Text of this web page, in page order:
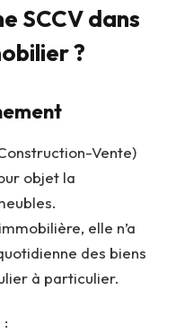
SCCV dans
?
Vente)
objet la
elle n’a
des biens
à particulier.